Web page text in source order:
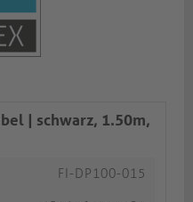
| schwarz, 1.50m,
FI-DP100-015